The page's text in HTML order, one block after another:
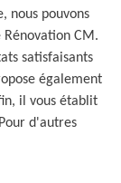
nous pouvons
CM.
satisfaisants
également
il vous établit
d'autres